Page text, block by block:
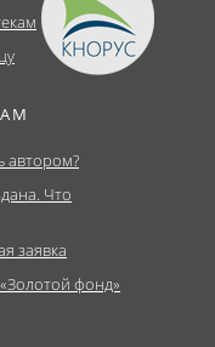
автором?
Что
заявка
фонд»